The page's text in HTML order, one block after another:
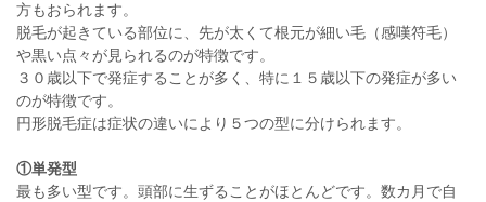
方もおられます。
脱毛が起きている部位に、先が太くて根元が細い毛（感嘆符毛）
や黒い点々が見られるのが特徴です。
３０歳以下で発症することが多く、特に１５歳以下の発症が多い
のが特徴です。
円形脱毛症は症状の違いにより５つの型に分けられます。
①単発型
最も多い型です。頭部に生ずることがほとんどです。数カ月で自